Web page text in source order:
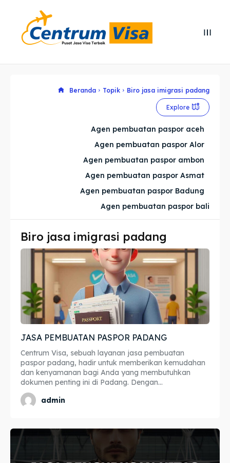
Cari
Cari
Explore our destinations
Imta
Legalisir
Apostille
Penerjemah
Asuransi
Blog
Explore our destinations
Imta
Legalisir
Apostille
Penerjemah
Asuransi
Blog
Beranda Topik Biro jasa imigrasi padang
Explore
Agen pembuatan paspor aceh
Agen pembuatan paspor Alor
Agen pembuatan paspor ambon
Agen pembuatan paspor Asmat
Agen pembuatan paspor Badung
Agen pembuatan paspor bali
Biro jasa imigrasi padang
JASA PEMBUATAN PASPOR PADANG
Centrum Visa, sebuah layanan jasa pembuatan
paspor padang, hadir untuk memberikan kemudahan
dan kenyamanan bagi Anda yang membutuhkan
dokumen penting ini di Padang. Dengan...
admin